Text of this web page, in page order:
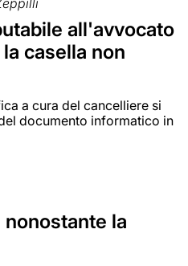
all'avvocato
casella non
a cura del cancelliere si
documento informatico in
la